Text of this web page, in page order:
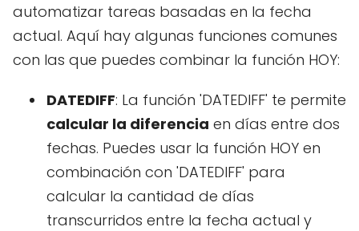
automatizar tareas basadas en la fecha
actual. Aquí hay algunas funciones comunes
con las que puedes combinar la función HOY:
DATEDIFF: La función 'DATEDIFF' te permite
calcular la diferencia en días entre dos
fechas. Puedes usar la función HOY en
combinación con 'DATEDIFF' para
calcular la cantidad de días
transcurridos entre la fecha actual y